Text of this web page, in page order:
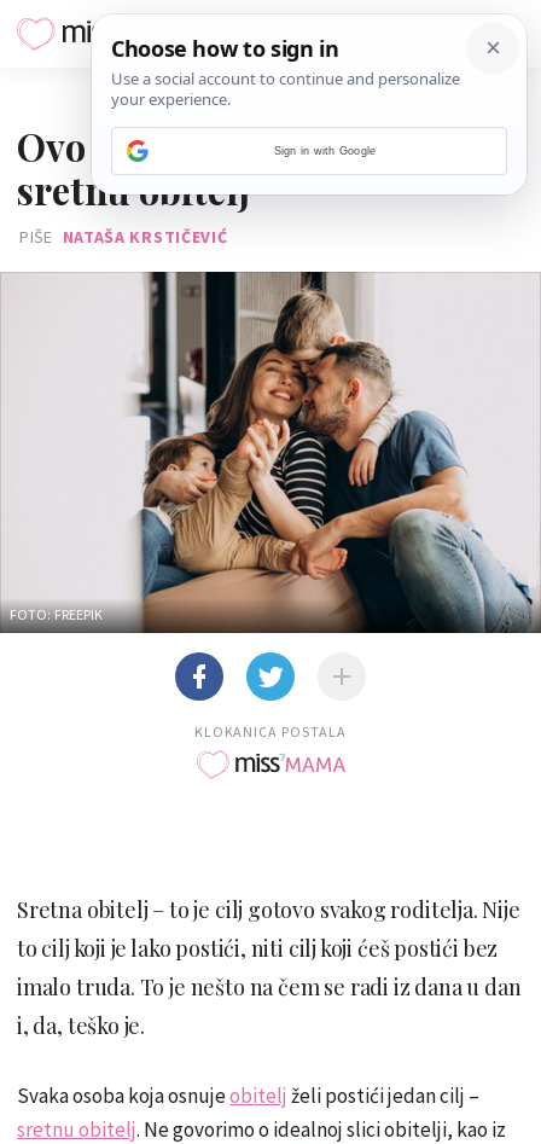
Ovo je 7 osnovnih pravila za
sretnu obitelj
PIŠE NATAŠA KRSTIČEVIĆ
FOTO: FREEPIK
KLOKANICA POSTALA
Sretna obitelj – to je cilj gotovo svakog roditelja. Nije
to cilj koji je lako postići, niti cilj koji ćeš postići bez
imalo truda. To je nešto na čem se radi iz dana u dan
i, da, teško je.
Svaka osoba koja osnujeobitelj želi postići jedan cilj –
sretnu obitelj. Ne govorimo o idealnoj slici obitelji, kao iz
Sign in with Google